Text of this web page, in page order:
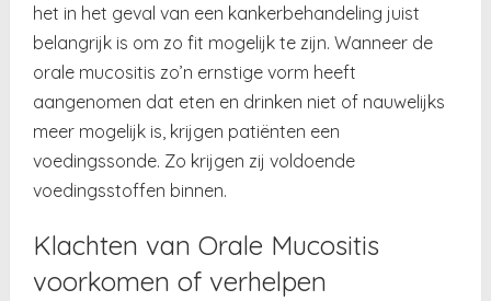
het in het geval van een kankerbehandeling juist
belangrijk is om zo fit mogelijk te zijn. Wanneer de
orale mucositis zo’n ernstige vorm heeft
aangenomen dat eten en drinken niet of nauwelijks
meer mogelijk is, krijgen patiënten een
voedingssonde. Zo krijgen zij voldoende
voedingsstoffen binnen.
Klachten van Orale Mucositis
voorkomen of verhelpen